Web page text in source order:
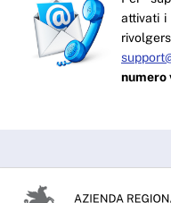
attivati i
numero